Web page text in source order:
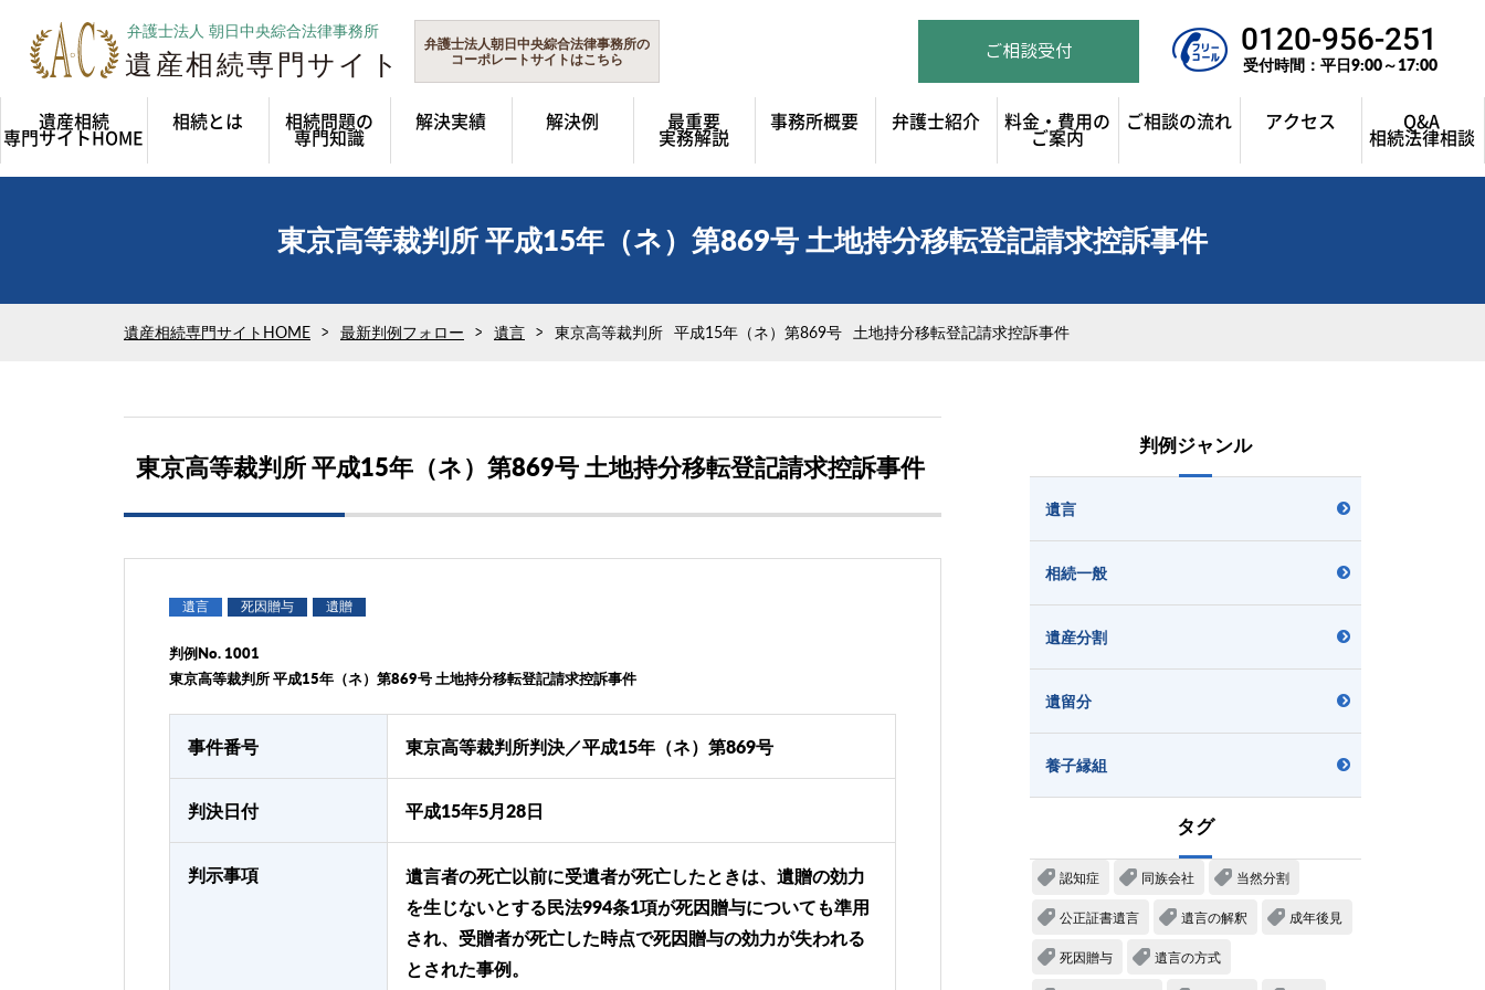
弁護士法人朝日中央綜合法律事務所の
コーポレートサイトはこちら
ご相談受付 0120-956-251
受付時間：平日9:00～17:00
遺産相続
専門サイトHOME
相続とは 相続問題の
専門知識
解決実績 解決例 最重要
実務解説
事務所概要 弁護士紹介 料金・費用の
ご案内
ご相談の流れ アクセス Q&A
相続法律相談
東京高等裁判所 平成15年（ネ）第869号 土地持分移転登記請求控訴事件
遺産相続専門サイトHOME 最新判例フォロー 遺言 東京高等裁判所 平成15年（ネ）第869号 土地持分移転登記請求控訴事件
東京高等裁判所 平成15年（ネ）第869号 土地持分移転登記請求控訴事件
遺言 死因贈与 遺贈
判例No. 1001
東京高等裁判所 平成15年（ネ）第869号 土地持分移転登記請求控訴事件
事件番号 東京高等裁判所判決／平成15年（ネ）第869号
判決日付 平成15年5月28日
判示事項
遺言者の死亡以前に受遺者が死亡したときは、遺贈の効力
を生じないとする民法994条1項が死因贈与についても準用
され、受贈者が死亡した時点で死因贈与の効力が失われる
とされた事例。
判例ジャンル
遺言
相続一般
遺産分割
遺留分
養子縁組
タグ
認知症 同族会社 当然分割
公正証書遺言 遺言の解釈 成年後見
死因贈与 遺言の方式